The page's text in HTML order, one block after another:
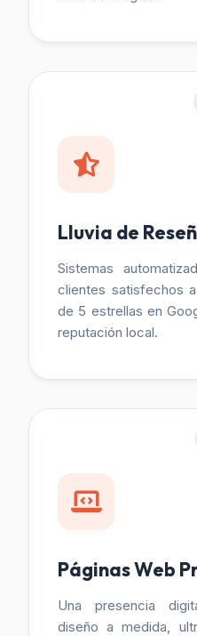
Lluvia de
Sistemas
clientes satisfechos
de 5 estrellas en
reputación local.
Páginas Web
Una presencia
diseño a medida,